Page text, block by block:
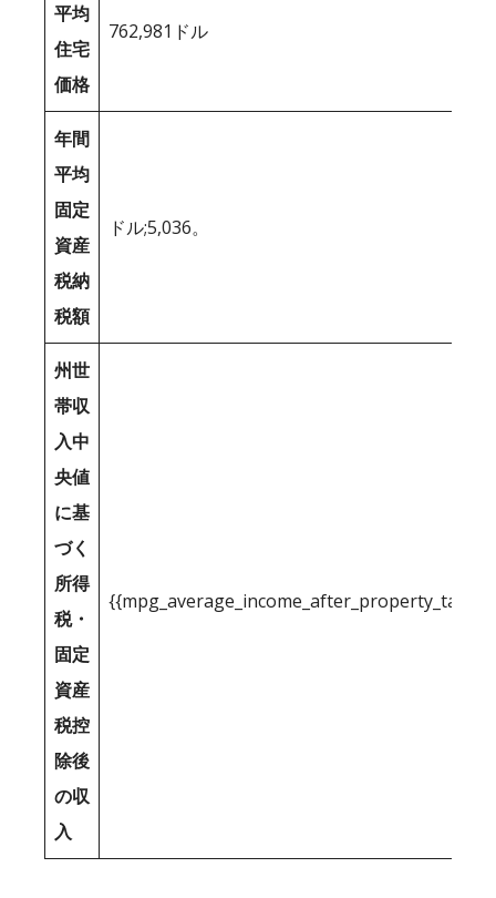
平均
住宅
価格
762,981ドル
年間
平均
固定
資産
税納
税額
ドル;5,036。
州世
帯収
入中
央値
に基
づく
所得
税・
固定
資産
税控
除後
の収
入